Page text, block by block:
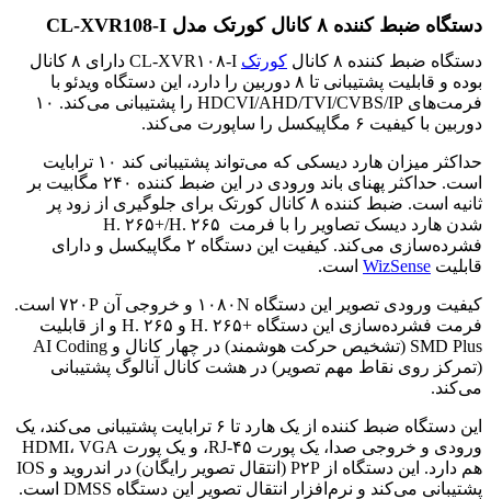
دستگاه ضبط کننده ۸ کانال کورتک مدل CL-XVR108-I
دستگاه ضبط کننده ۸ کانال کورتک
CL-XVR۱۰۸-I دارای ۸ کانال
بوده و قابلیت پشتیبانی تا ۸ دوربین را دارد، این دستگاه ویدئو با
فرمت‌های HDCVI/AHD/TVI/CVBS/IP را پشتیبانی می‌کند. ۱۰
دوربین با کیفیت ۶ مگاپیکسل را ساپورت می‌کند.
حداکثر میزان هارد دیسکی که می‌تواند پشتیبانی کند ۱۰ ترابایت
است. حداکثر پهنای باند ورودی در این ضبط کننده ۲۴۰ مگابیت بر
ثانیه است. ضبط کننده ۸ کانال کورتک برای جلوگیری از زود پر
شدن هارد دیسک تصاویر را با فرمت H. ۲۶۵+/H. ۲۶۵
فشرده‌سازی می‌کند. کیفیت این دستگاه ۲ مگاپیکسل و دارای
قابلیت WizSense است.
کیفیت ورودی تصویر این دستگاه ۱۰۸۰N و خروجی آن ۷۲۰P است.
فرمت فشرده‌سازی این دستگاه +H. ۲۶۵ و H. ۲۶۵ و از قابلیت
SMD Plus (تشخیص حرکت هوشمند) در چهار کانال و AI Coding
(تمرکز روی نقاط مهم تصویر) در هشت کانال آنالوگ پشتیبانی
می‌کند.
این دستگاه ضبط کننده از یک هارد تا ۶ ترابایت پشتیبانی می‌کند، یک
ورودی و خروجی صدا، یک پورت RJ-۴۵، و یک پورت HDMI، VGA
هم دارد. این دستگاه از P۲P (انتقال تصویر رایگان) در اندروید و IOS
پشتیبانی می‌کند و نرم‌افزار انتقال تصویر این دستگاه DMSS است.